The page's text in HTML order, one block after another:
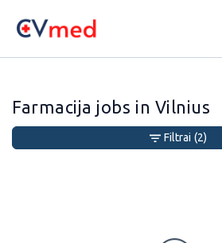
Farmacija jobs in Vilnius
Filtrai (2)